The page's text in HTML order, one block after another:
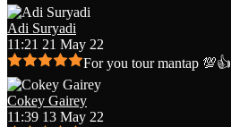
Adi Suryadi
11:21 21 May 22
For you tour mantap 💯👍
Cokey Gairey
11:39 13 May 22